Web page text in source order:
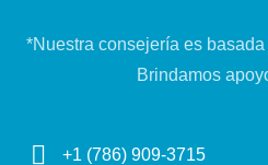
*Nuestra consejería es
Brindamos
+1 (786) 909-3715